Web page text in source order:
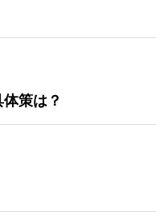
策は？